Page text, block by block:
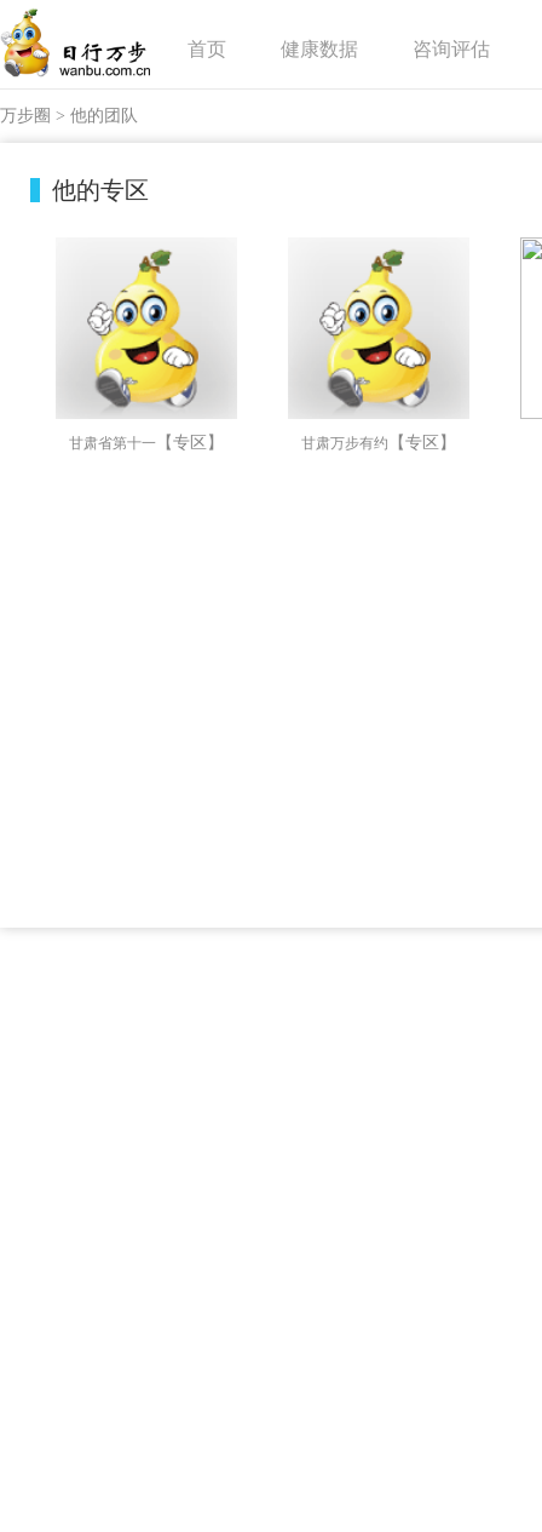
首页 健康数据 咨询评估
万步圈 > 他的团队
他的专区
甘肃省第十一 【专区】 甘肃万步有约 【专区】